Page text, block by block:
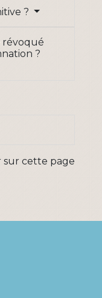
?
révoqué
?
cette page